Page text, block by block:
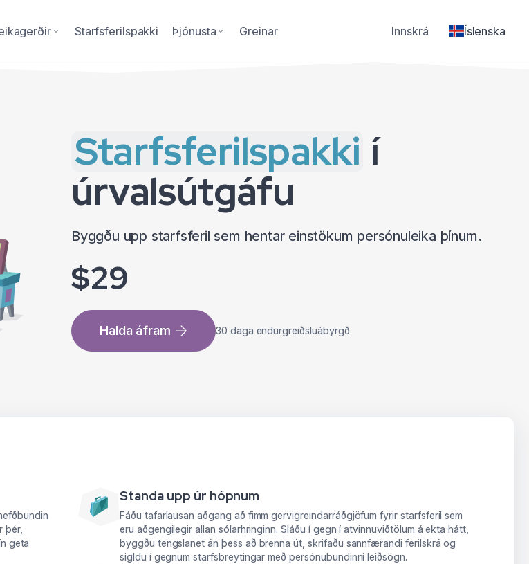
Starfsferilspakki Þjónusta Greinar Innskrá Íslenska
Starfsferilspakki í
úrvalsútgáfu
Byggðu upp starfsferil sem hentar einstökum persónuleika þínum.
$29
Halda áfram 30 daga endurgreiðsluábyrgð
þér,
geta
Standa upp úr hópnum
Fáðu tafarlausan aðgang að fimm gervigreindarráðgjöfum fyrir starfsferil sem
eru aðgengilegir allan sólarhringinn. Sláðu í gegn í atvinnuviðtölum á ekta hátt,
byggðu tengslanet án þess að brenna út, skrifaðu sannfærandi ferilskrá og
sigldu í gegnum starfsbreytingar með persónubundinni leiðsögn.